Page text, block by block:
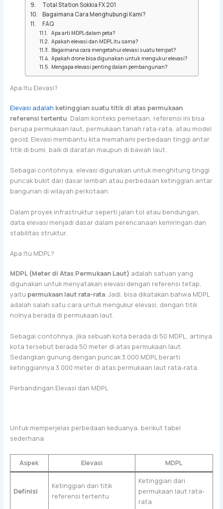
Total Station Sokkia FX 201
Bagaimana Cara Menghubungi Kami?
FAQ
Apa arti MDPL dalam peta?
Apakah elevasi dan MDPL itu sama?
Bagaimana cara mengetahui elevasi suatu tempat?
Apakah drone bisa digunakan untuk mengukur elevasi?
Mengapa elevasi penting dalam pembangunan?
Apa Itu Elevasi?
Elevasi adalah ketinggian suatu titik di atas permukaan
referensi tertentu. Dalam konteks pemetaan, referensi ini bisa
berupa permukaan laut, permukaan tanah rata-rata, atau model
geoid. Elevasi membantu kita memahami perbedaan tinggi antar
titik di bumi, baik di daratan maupun di bawah laut.
Sebagai contohnya, elevasi digunakan untuk menghitung tinggi
puncak bukit dari dasar lembah atau perbedaan ketinggian antar
bangunan di wilayah perkotaan.
Dalam proyek infrastruktur seperti jalan tol atau bendungan,
data elevasi menjadi dasar dalam perencanaan kemiringan dan
stabilitas struktur.
Apa Itu MDPL?
MDPL (Meter di Atas Permukaan Laut) adalah satuan yang
digunakan untuk menyatakan elevasi dengan referensi tetap,
yaitu permukaan laut rata-rata. Jadi, bisa dikatakan bahwa MDPL
adalah salah satu cara untuk mengukur elevasi, dengan titik
nolnya berada di permukaan laut.
Sebagai contohnya, jika sebuah kota berada di 50 MDPL, artinya
kota tersebut berada 50 meter di atas permukaan laut.
Sedangkan gunung dengan puncak 3.000 MDPL berarti
ketinggiannya 3.000 meter di atas permukaan laut rata-rata.
Perbandingan Elevasi dan MDPL
Untuk memperjelas perbedaan keduanya, berikut tabel
sederhana:
Aspek Elevasi MDPL
Definisi
Ketinggian dari titik
referensi tertentu
Ketinggian dari
permukaan laut rata-
rata